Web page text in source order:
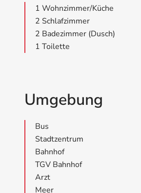
1 Wohnzimmer/Küche
2 Schlafzimmer
2 Badezimmer (Dusch)
1 Toilette
Umgebung
Bus
Stadtzentrum
Bahnhof
TGV Bahnhof
Arzt
Meer